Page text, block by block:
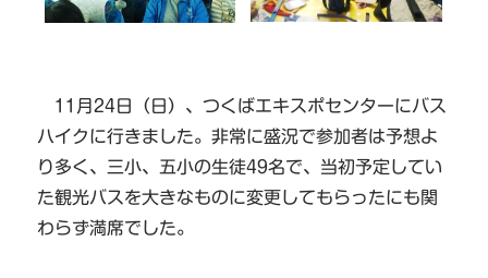
11月24日（日）、つくばエキスポセンターにバス
ハイクに行きました。非常に盛況で参加者は予想よ
り多く、三小、五小の生徒49名で、当初予定してい
た観光バスを大きなものに変更してもらったにも関
わらず満席でした。